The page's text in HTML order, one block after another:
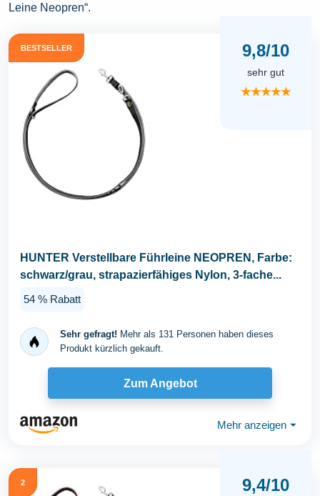
Leine Neopren“.
BESTSELLER 9,8/10
sehr gut
★★★★★
HUNTER Verstellbare Führleine NEOPREN, Farbe:
schwarz/grau, strapazierfähiges Nylon, 3-fache...
54 % Rabatt
Sehr gefragt! Mehr als 131 Personen haben dieses
Produkt kürzlich gekauft.
Zum Angebot
Mehr anzeigen ⏷
2 9,4/10